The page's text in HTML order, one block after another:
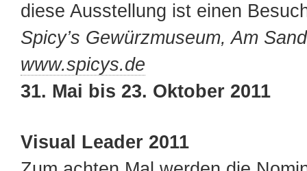
diese Ausstellung ist einen
Spicy’s Gewürzmuseum, Am
www.spicys.de
31. Mai bis 23. Oktober 2011
Visual Leader 2011